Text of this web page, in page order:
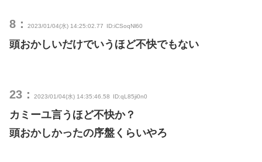
8： 2023/01/04(水) 14:25:02.77 ID:iCSoqNl60
頭おかしいだけでいうほど不快でもない
23： 2023/01/04(水) 14:35:46.58 ID:qL85ji0n0
カミーユ言うほど不快か？
頭おかしかったの序盤くらいやろ